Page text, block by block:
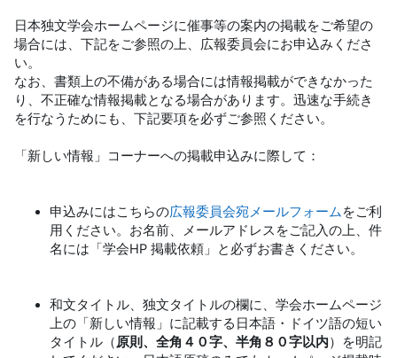
日本独文学会ホームページに催事等の案内の掲載をご希望の
場合には、下記をご参照の上、広報委員会にお申込みくださ
い。
なお、書類上の不備がある場合には情報掲載ができなかった
り、不正確な情報掲載となる場合があります。迅速な手続き
を行なうためにも、下記要項を必ずご参照ください。
「新しい情報」コーナーへの掲載申込みに際して：
申込みにはこちらの広報委員会宛メールフォームをご利
用ください。お名前、メールアドレスをご記入の上、件
名には「学会HP 掲載依頼」と必ずお書きください。
和文タイトル、独文タイトルの欄に、学会ホームページ
上の「新しい情報」に記載する日本語・ドイツ語の短い
タイトル（原則、全角４０字、半角８０字以内）を明記